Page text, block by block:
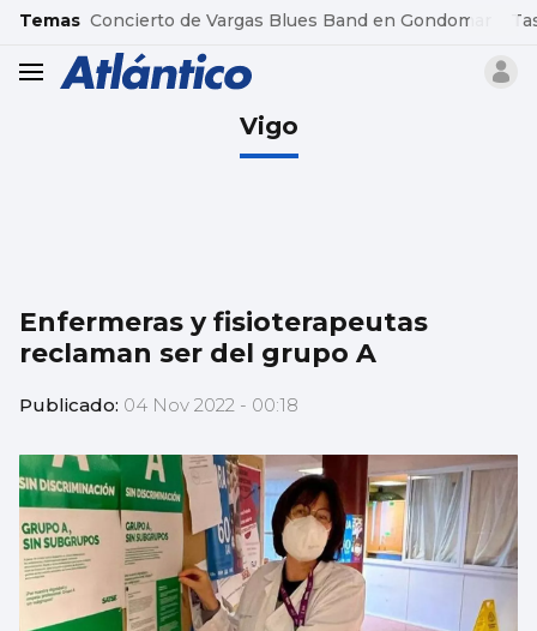
common.go-to-content
Temas Concierto de Vargas Blues Band en Gondomar
header.menu.open
Vigo
Enfermeras y fisioterapeutas
reclaman ser del grupo A
Publicado: 04 Nov 2022 - 00:18